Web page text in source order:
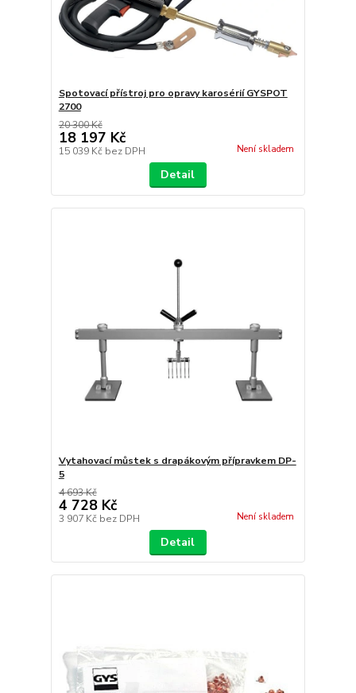
Spotovací přístroj pro opravy karosérií GYSPOT
2700
20 300 Kč
18 197 Kč
15 039 Kč bez DPH Není skladem
Detail
Vytahovací můstek s drapákovým přípravkem DP-
5
4 693 Kč
4 728 Kč
3 907 Kč bez DPH Není skladem
Detail